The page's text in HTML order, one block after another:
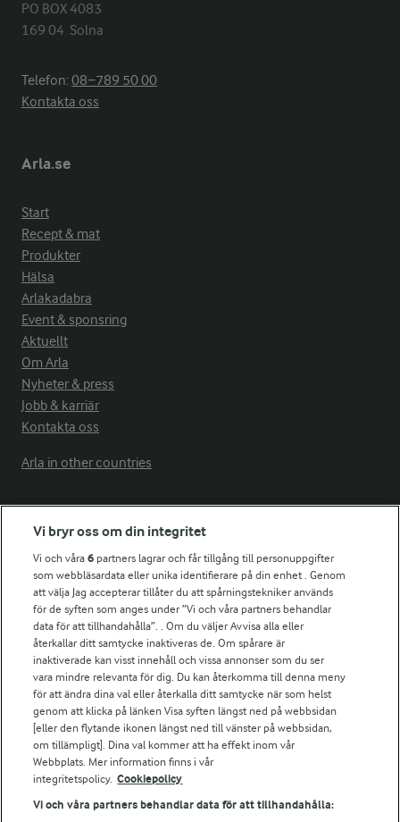
PO BOX 4083
169 04  Solna
Telefon:08−789 50 00
Kontakta oss
Arla.se
Start
Recept & mat
Produkter
Hälsa
Arlakadabra
Event & sponsring
Aktuellt
Om Arla
Nyheter & press
Jobb & karriär
Kontakta oss
Arla in other countries
Fler Arlasajter
För ägare
Arlas kundportal
Arla.com
Falbygdens Ost
Arla webbshop
Bildbank
Följ oss
Vi bryr oss om din integritet
Vi och våra6 partners lagrar och får tillgång till personuppgifter
som webbläsardata eller unika identifierare på din enhet . Genom
att välja Jag accepterar tillåter du att spårningstekniker används
för de syften som anges under ”Vi och våra partners behandlar
data för att tillhandahålla”. . Om du väljer Avvisa alla eller
återkallar ditt samtycke inaktiveras de. Om spårare är
inaktiverade kan visst innehåll och vissa annonser som du ser
vara mindre relevanta för dig. Du kan återkomma till denna meny
för att ändra dina val eller återkalla ditt samtycke när som helst
genom att klicka på länken Visa syften längst ned på webbsidan
[eller den flytande ikonen längst ned till vänster på webbsidan,
om tillämpligt]. Dina val kommer att ha effekt inom vår
Webbplats. Mer information finns i vår
integritetspolicy. Cookiepolicy
Vi och våra partners behandlar data för att tillhandahålla: